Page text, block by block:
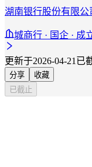
湖南银行股份有限公
城商行 · 国企 · 成
更新于2026-04-21已
分享
收藏
已截止